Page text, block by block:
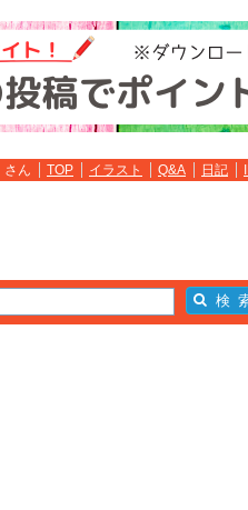
さん TOP イラスト Q&A 日記